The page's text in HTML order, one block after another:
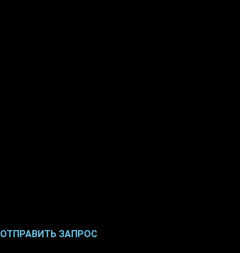
ОТПРАВИТЬ ЗАПРОС